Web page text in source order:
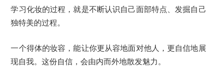
学习化妆的过程，就是不断认识自己面部特点、发掘自己
独特美的过程。
一个得体的妆容，能让你更从容地面对他人，更自信地展
现自我。这份自信，会由内而外地散发魅力。